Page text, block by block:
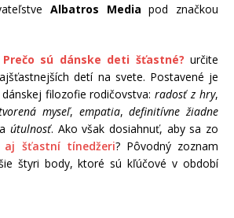
Albatros Media pod značkou
Prečo sú dánske deti šťastné? určite
detí na svete. Postavené je
filozofie rodičovstva:radosť z hry,
myseľ, empatia,definitívne žiadne
a útulnosť. Ako však dosiahnuť, aby sa zo
aj šťastní tínedžeri? Pôvodný zoznam
štyri body, ktoré sú kľúčové v období